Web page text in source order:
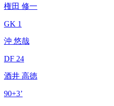
権田 修一
GK 1
沖 悠哉
DF 24
酒井 高徳
90+3’